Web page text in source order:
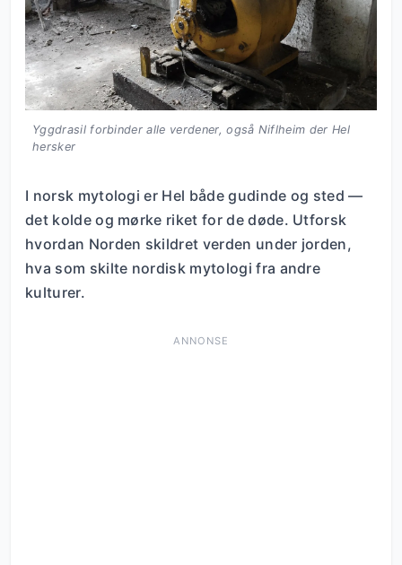
Yggdrasil forbinder alle verdener, også Niflheim der Hel
hersker
I norsk mytologi er Hel både gudinde og sted —
det kolde og mørke riket for de døde. Utforsk
hvordan Norden skildret verden under jorden,
hva som skilte nordisk mytologi fra andre
kulturer.
ANNONSE